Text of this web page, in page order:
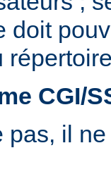
doit
CGI/
pas, il